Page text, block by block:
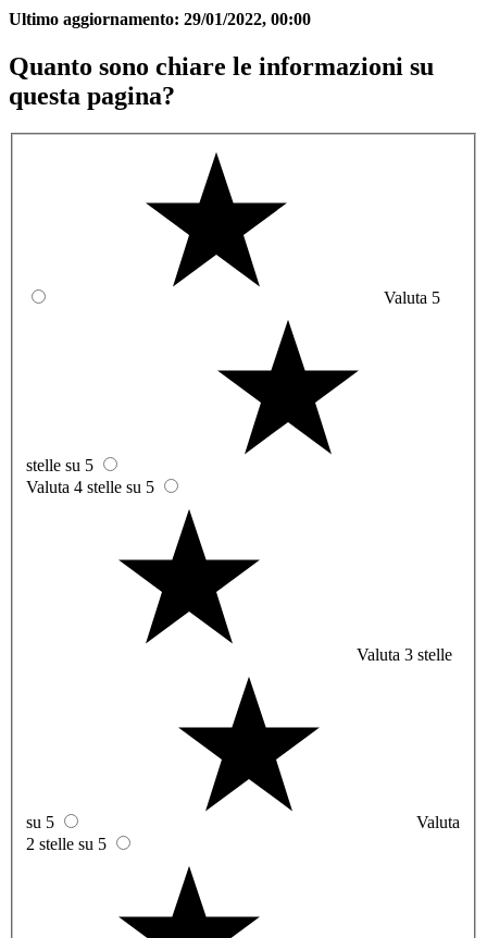
Ultimo aggiornamento: 29/01/2022, 00:00
Quanto sono chiare le informazioni su
questa pagina?
Valuta 5
stelle su 5
Valuta 4 stelle su 5
Valuta 3 stelle
su 5
Valuta
2 stelle su 5